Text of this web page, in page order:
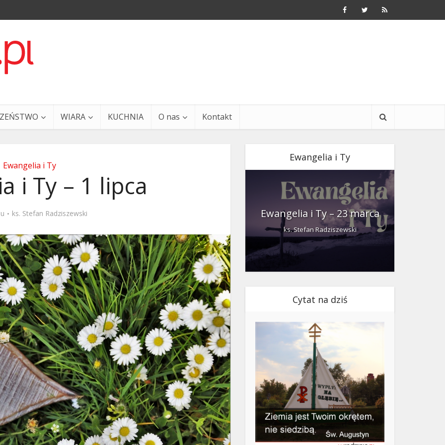
WIARA KUCHNIA O nas Kontakt
Ewangelia i Ty
i Ty – 1 lipca
ks. Stefan Radziszewski
Ewangelia i Ty
i Ty – 29 grudnia Ewangelia i Ty – 23 marca
ks. Stefan Radziszewski
Cytat na dziś